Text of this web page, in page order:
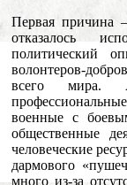
Первая причина –
отказалось
политический
волонтеров-
всего мира.
военные с
общественные
человеческие
дармового
много из-за